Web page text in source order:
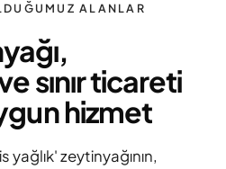
ALANLAR
sınır ticareti
hizmet
zeytinyağının,